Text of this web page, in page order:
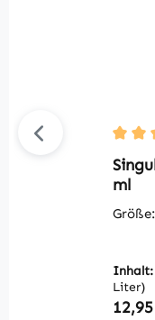
ml
Größe:
Inhalt:
Liter)